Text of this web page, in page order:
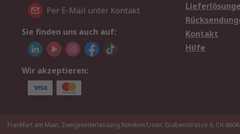
Per E-Mail unter Kontakt
Sie finden uns auch auf:
Wir akzeptieren:
Kontakt
Hilfe
Frankfurt am Main, Zweigniederlassung Nänikon/Uster, Grabenstrasse 6, CH-